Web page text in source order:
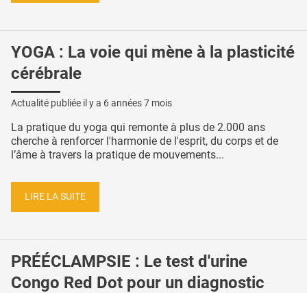
YOGA : La voie qui mène à la plasticité
cérébrale
Actualité publiée il y a 6 années 7 mois
La pratique du yoga qui remonte à plus de 2.000 ans
cherche à renforcer l'harmonie de l'esprit, du corps et de
l’âme à travers la pratique de mouvements...
LIRE LA SUITE
PRÉÉCLAMPSIE : Le test d'urine
Congo Red Dot pour un diagnostic